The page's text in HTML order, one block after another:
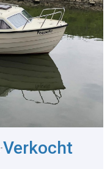
-Verkocht